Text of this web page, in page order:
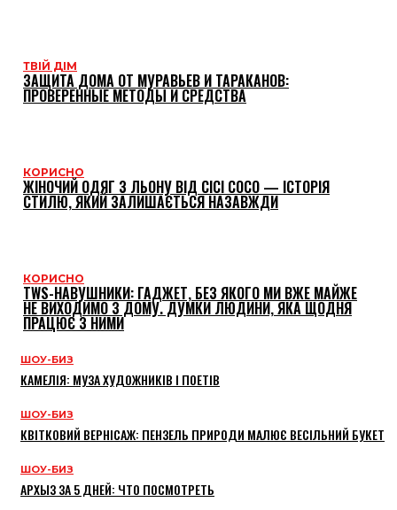
ТВІЙ ДІМ
ЗАЩИТА ДОМА ОТ МУРАВЬЕВ И ТАРАКАНОВ:
ПРОВЕРЕННЫЕ МЕТОДЫ И СРЕДСТВА
КОРИСНО
ЖІНОЧИЙ ОДЯГ З ЛЬОНУ ВІД CICI COCO — ІСТОРІЯ
СТИЛЮ, ЯКИЙ ЗАЛИШАЄТЬСЯ НАЗАВЖДИ
КОРИСНО
TWS-НАВУШНИКИ: ГАДЖЕТ, БЕЗ ЯКОГО МИ ВЖЕ МАЙЖЕ
НЕ ВИХОДИМО З ДОМУ. ДУМКИ ЛЮДИНИ, ЯКА ЩОДНЯ
ПРАЦЮЄ З НИМИ
ШОУ-БИЗ
КАМЕЛІЯ: МУЗА ХУДОЖНИКІВ І ПОЕТІВ
ШОУ-БИЗ
КВІТКОВИЙ ВЕРНІСАЖ: ПЕНЗЕЛЬ ПРИРОДИ МАЛЮЄ ВЕСІЛЬНИЙ БУКЕТ
ШОУ-БИЗ
АРХЫЗ ЗА 5 ДНЕЙ: ЧТО ПОСМОТРЕТЬ